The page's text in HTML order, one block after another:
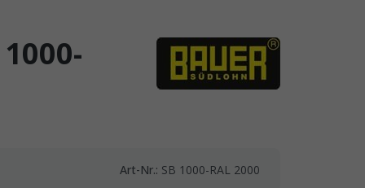
Art-Nr.: SB 1000-RAL 2000